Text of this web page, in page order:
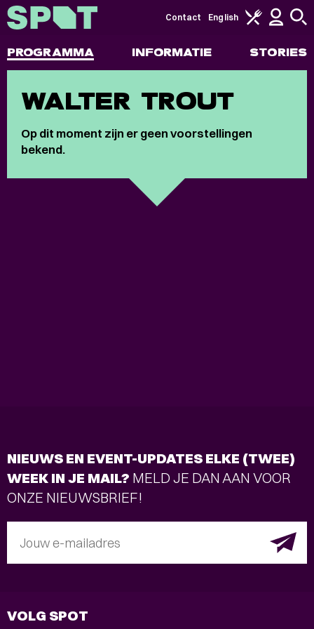
PROGRAMMA INFORMATIE STORIES
Contact English
WALTER TROUT
Op dit moment zijn er geen voorstellingen
bekend.
NIEUWS EN EVENT-UPDATES ELKE (TWEE)
WEEK IN JE MAIL? MELD JE DAN AAN VOOR
ONZE NIEUWSBRIEF!
Jouw e-mailadres
VOLG SPOT